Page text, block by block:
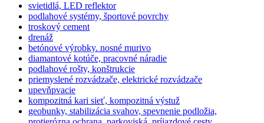
svietidlá, LED reflektor
podlahové systémy, športové povrchy
troskový cement
drenáž
betónové výrobky. nosné murivo
diamantové kotúče, pracovné náradie
podlahové rošty, konštrukcie
priemyslené rozvádzače, elektrické rozvádzače
upevňpvacie
kompozitná kari sieť, kompozitná výstuž
geobunky, stabilizácia svahov, spevnenie podložia,